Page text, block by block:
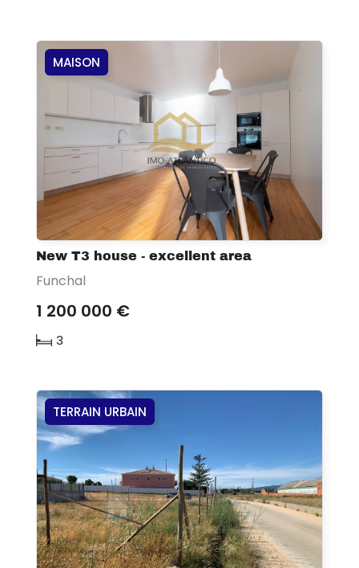
MAISON
New T3 house - excellent area
Funchal
1 200 000 €
3
TERRAIN URBAIN